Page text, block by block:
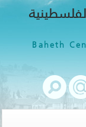
Baheth